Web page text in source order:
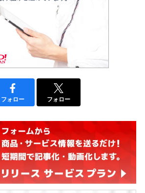
フォロー フォロー